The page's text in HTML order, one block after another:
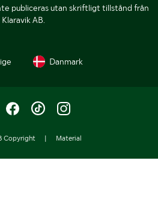
publiceras utan skriftligt tillstånd från
Klaravik AB.
Danmark
Copyright | Material